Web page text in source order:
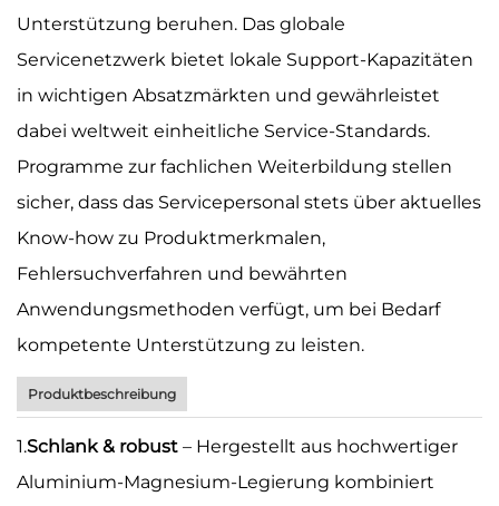
Unterstützung beruhen. Das globale
Servicenetzwerk bietet lokale Support-Kapazitäten
in wichtigen Absatzmärkten und gewährleistet
dabei weltweit einheitliche Service-Standards.
Programme zur fachlichen Weiterbildung stellen
sicher, dass das Servicepersonal stets über aktuelles
Know-how zu Produktmerkmalen,
Fehlersuchverfahren und bewährten
Anwendungsmethoden verfügt, um bei Bedarf
kompetente Unterstützung zu leisten.
Produktbeschreibung
1.Schlank & robust – Hergestellt aus hochwertiger
Aluminium-Magnesium-Legierung kombiniert